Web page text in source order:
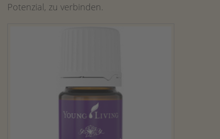
Potenzial, zu verbinden.